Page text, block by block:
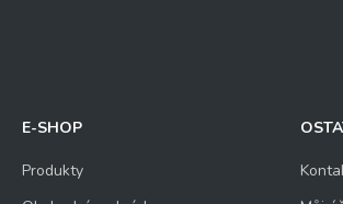
E-SHOP
Produkty